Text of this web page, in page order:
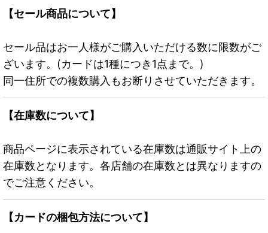
【セール商品について】
セール品はお一人様がご購入いただける数に限数がご
ざいます。(カードは1種につき1点まで。)
同一住所での複数購入もお断りさせていただきます。
【在庫数について】
商品ページに表示されている在庫数は通販サイト上の
在庫数となります。各店舗の在庫数とは異なりますの
でご注意ください。
【カードの梱包方法について】